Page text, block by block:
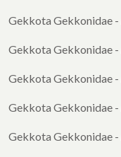
Gekkota Gekkonidae -
Gekkota Gekkonidae -
Gekkota Gekkonidae -
Gekkota Gekkonidae -
Gekkota Gekkonidae -